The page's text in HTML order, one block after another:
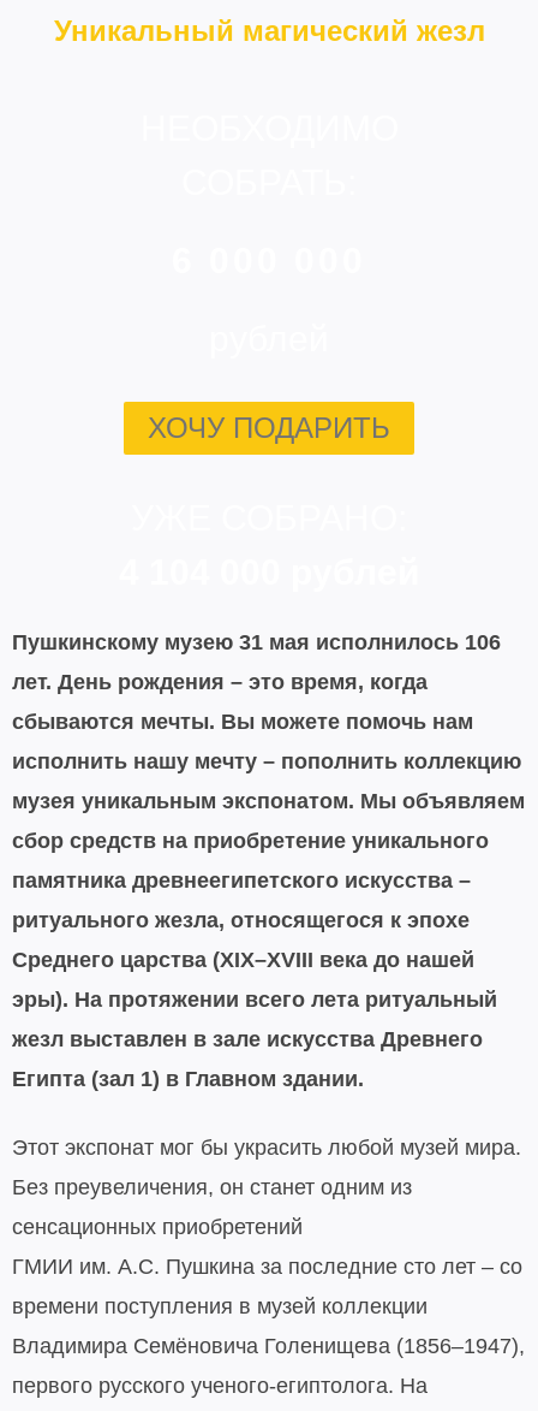
Уникальный магический жезл
ХОЧУ ПОДАРИТЬ
Пушкинскому музею 31 мая исполнилось 106
лет. День рождения – это время, когда
сбываются мечты. Вы можете помочь нам
исполнить нашу мечту – пополнить коллекцию
музея уникальным экспонатом. Мы объявляем
сбор средств на приобретение уникального
памятника древнеегипетского искусства –
ритуального жезла, относящегося к эпохе
Среднего царства (XIX–XVIII века до нашей
эры). На протяжении всего лета ритуальный
жезл выставлен в зале искусства Древнего
Египта (зал 1) в Главном здании.
Этот экспонат мог бы украсить любой музей мира.
Без преувеличения, он станет одним из
сенсационных приобретений
ГМИИ им. А.С. Пушкина за последние сто лет – со
времени поступления в музей коллекции
Владимира Семёновича Голенищева (1856–1947),
первого русского ученого-египтолога. На